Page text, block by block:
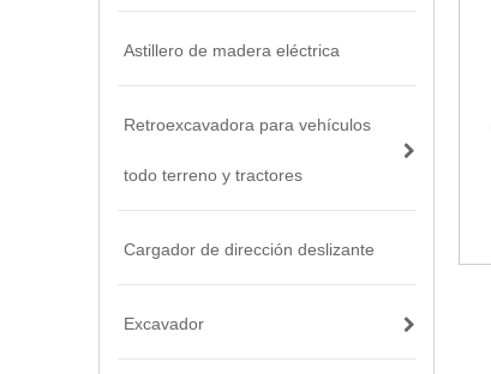
Astillero de madera eléctrica
Retroexcavadora para vehículos
todo terreno y tractores
Cargador de dirección deslizante
Excavador